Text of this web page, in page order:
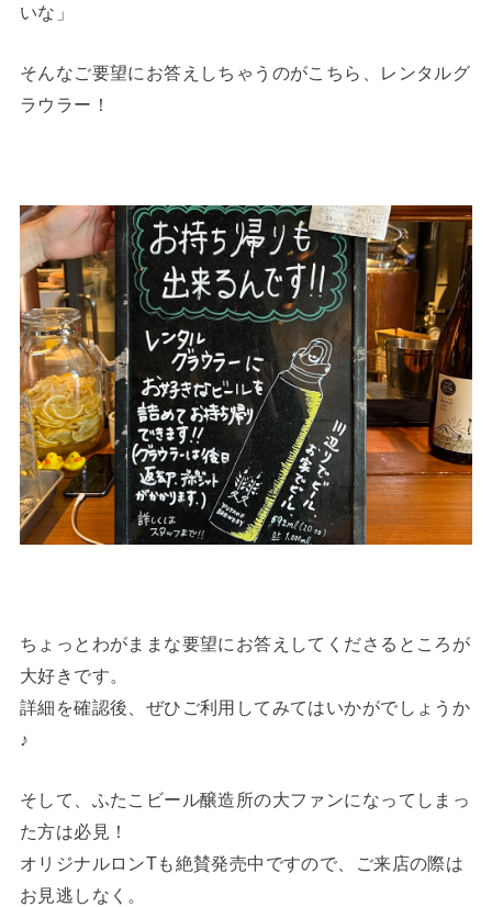
いな」
そんなご要望にお答えしちゃうのがこちら、レンタルグ
ラウラー！
ちょっとわがままな要望にお答えしてくださるところが
大好きです。
詳細を確認後、ぜひご利用してみてはいかがでしょうか
♪
そして、ふたこビール醸造所の大ファンになってしまっ
た方は必見！
オリジナルロンTも絶賛発売中ですので、ご来店の際は
お見逃しなく。